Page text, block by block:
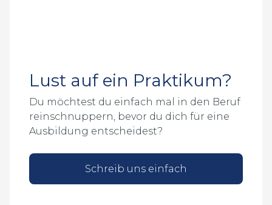
Lust auf ein Praktikum?
Du möchtest du einfach mal in den Beruf
reinschnuppern, bevor du dich für eine
Ausbildung entscheidest?
Schreib uns einfach